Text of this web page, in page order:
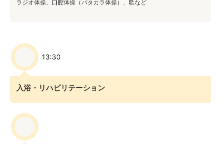
ラジオ体操、口腔体操（パタカラ体操）、歌など
13:30
入浴・リハビリテーション